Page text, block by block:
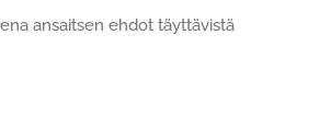
ansaitsen ehdot täyttävistä